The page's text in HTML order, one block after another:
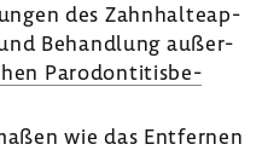
des Zahn­hal­te­ap­
Behand­lung außer­
Parodon­ti­tis­be­
wie das Entfernen